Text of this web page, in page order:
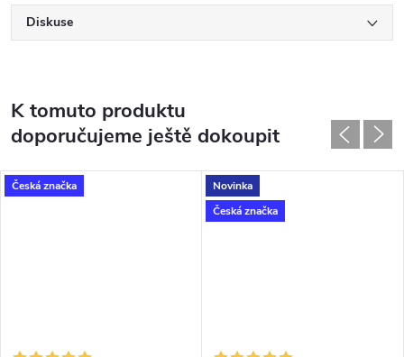
Diskuse
K tomuto produktu
doporučujeme ještě dokoupit
Česká značka
Novinka
Česká značka